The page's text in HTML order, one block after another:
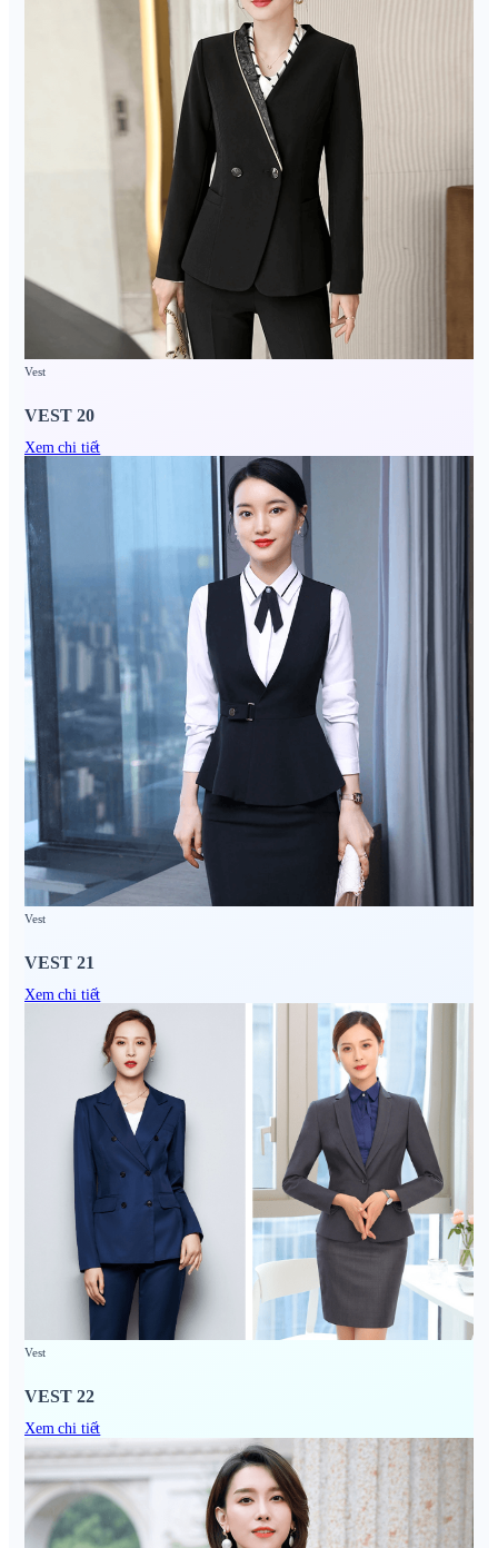
Vest
VEST 20
Xem chi tiết
Vest
VEST 21
Xem chi tiết
Vest
VEST 22
Xem chi tiết